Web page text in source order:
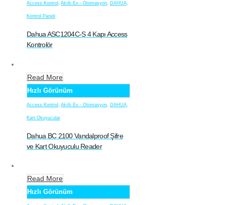
Access Kontrol , Akıllı Ev - Otomasyon, DAHUA,
Kontrol Paneli
Dahua ASC1204C-S 4 Kapı Access
Kontrolör
Read More
Hızlı Görünüm
Access Kontrol Akıllı Ev - Otomasyon DAHUA
Kart Okuyucular
Dahua BC 2100 Vandalproof Şifre
ve Kart Okuyuculu Reader
Read More
Hızlı Görünüm